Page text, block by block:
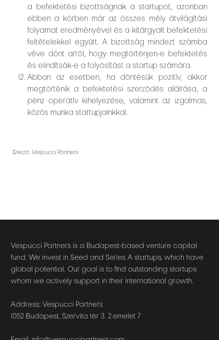
a befektetési bizottságnak a startupot, azonban
ebben a körben már az összes mély átvilágítási
folyamat eredményével és a kitárgyalt befektetési
feltételekkel együtt. A bizottság mindezt számba
véve dönt arról, hogy megtörténjen-e befektetés
és elindítsák-e a folyósítást a startup számára.
Abban az esetben, ha döntésük pozitív, akkor
megtörténik a befektetési szerződés aláírása, a
pénz operatív kihelyezése, valamint az izgalmas,
közös munka startupjainkkal.
Szerző: Vespucci Partners
Vespucci Partners is a Budapest-based venture capital
fund. We invest in Seed and Series A startups, which have
global potential. Our goal is to find outstanding startups
whom we actively support in their international growth.
Address: Vespucci Partners
1052 Budapest, Szervita tér 3. 2.emelet 7